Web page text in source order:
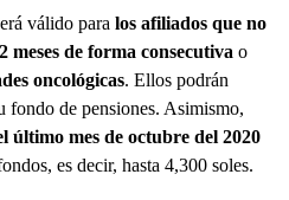
válido para los afiliados que no
de forma consecutiva o
oncológicas. Ellos podrán
fondo de pensiones. Asimismo,
último mes de octubre del 2020
es decir, hasta 4,300 soles.